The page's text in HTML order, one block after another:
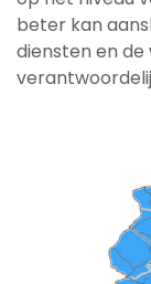
beter kan
diensten en de